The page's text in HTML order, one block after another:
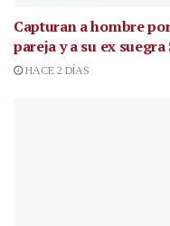
Capturan a hombre
pareja y a su ex
HACE 2 DÍAS